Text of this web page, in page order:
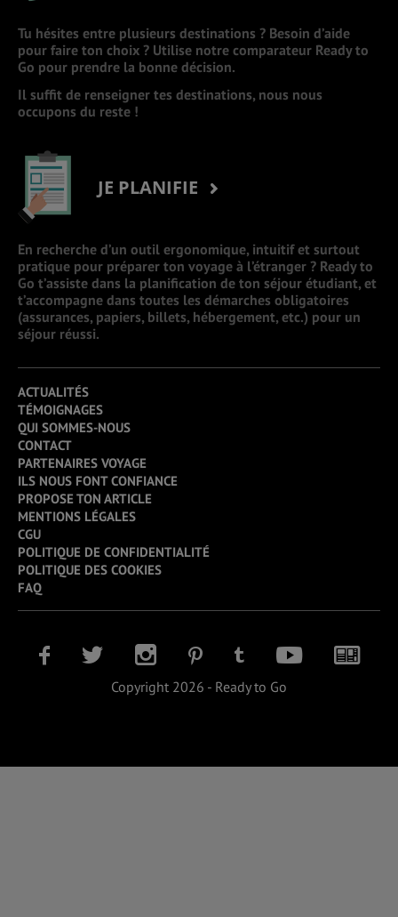
Tu hésites entre plusieurs destinations ? Besoin d’aide
pour faire ton choix ? Utilise notre comparateur Ready to
Go pour prendre la bonne décision.
Il suffit de renseigner tes destinations, nous nous
occupons du reste !
JE PLANIFIE
En recherche d’un outil ergonomique, intuitif et surtout
pratique pour préparer ton voyage à l’étranger ? Ready to
Go t’assiste dans la planification de ton séjour étudiant, et
t’accompagne dans toutes les démarches obligatoires
(assurances, papiers, billets, hébergement, etc.) pour un
séjour réussi.
ACTUALITÉS
TÉMOIGNAGES
QUI SOMMES-NOUS
CONTACT
PARTENAIRES VOYAGE
ILS NOUS FONT CONFIANCE
PROPOSE TON ARTICLE
MENTIONS LÉGALES
CGU
POLITIQUE DE CONFIDENTIALITÉ
POLITIQUE DES COOKIES
FAQ
Copyright 2026 - Ready to Go